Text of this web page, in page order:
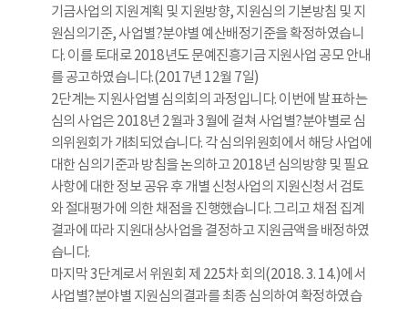
기금사업의 지원계획 및 지원방향, 지원심의 기본방침 및 지
원심의기준, 사업별?분야별 예산배정기준을 확정하였습니
다. 이를 토대로 2018년도 문예진흥기금 지원사업 공모 안내
를 공고하였습니다.(2017년 12월 7일)
2단계는 지원사업별 심의회의 과정입니다. 이번에 발표하는
심의 사업은 2018년 2월과 3월에 걸쳐 사업별?분야별로 심
의위원회가 개최되었습니다. 각 심의위원회에서 해당 사업에
대한 심의기준과 방침을 논의하고 2018년 심의방향 및 필요
사항에 대한 정보 공유 후 개별 신청사업의 지원신청서 검토
와 절대평가에 의한 채점을 진행했습니다. 그리고 채점 집계
결과에 따라 지원대상사업을 결정하고 지원금액을 배정하였
습니다.
마지막 3단계로서 위원회 제 225차 회의(2018. 3. 14.)에서
사업별?분야별 지원심의결과를 최종 심의하여 확정하였습